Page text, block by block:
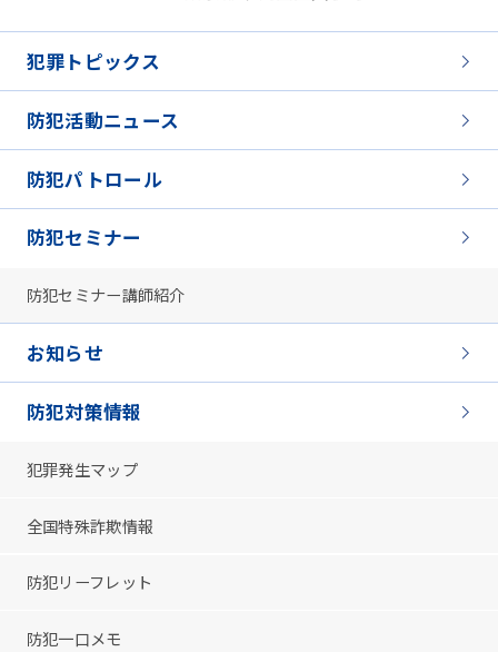
犯罪トピックス
防犯活動ニュース
防犯パトロール
防犯セミナー
防犯セミナー講師紹介
お知らせ
防犯対策情報
犯罪発生マップ
全国特殊詐欺情報
防犯リーフレット
防犯一口メモ